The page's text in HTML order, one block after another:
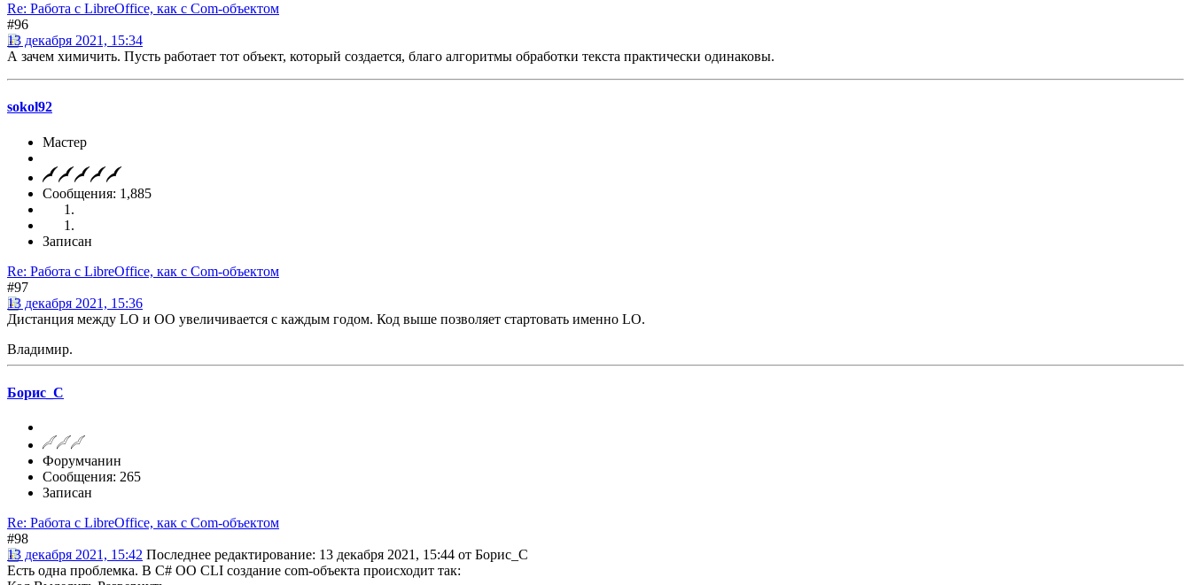
Re: Работа с LibreOffice, как с Com-объектом
#96
13 декабря 2021, 15:34
А зачем химичить. Пусть работает тот объект, который создается, благо алгоритмы обработки текста практически одинаковы.
sokol92
Мастер
Сообщения: 1,885
Записан
Re: Работа с LibreOffice, как с Com-объектом
#97
13 декабря 2021, 15:36
Дистанция между LO и OO увеличивается с каждым годом. Код выше позволяет стартовать именно LO.
Владимир.
Борис_С
Форумчанин
Сообщения: 265
Записан
Re: Работа с LibreOffice, как с Com-объектом
#98
13 декабря 2021, 15:42 Последнее редактирование: 13 декабря 2021, 15:44 от Борис_С
Есть одна проблемка. В С# OO CLI создание com-объекта происходит так: